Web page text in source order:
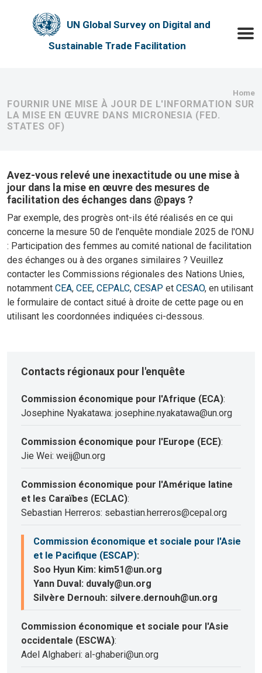
UN Global Survey on Digital and
Sustainable Trade Facilitation
Home
FOURNIR UNE MISE À JOUR DE L'INFORMATION SUR
LA MISE EN ŒUVRE DANS MICRONESIA (FED.
STATES OF)
Avez-vous relevé une inexactitude ou une mise à
jour dans la mise en œuvre des mesures de
facilitation des échanges dans @pays ?
Par exemple, des progrès ont-ils été réalisés en ce qui
concerne la mesure 50 de l'enquête mondiale 2025 de l'ONU
: Participation des femmes au comité national de facilitation
des échanges ou à des organes similaires ? Veuillez
contacter les Commissions régionales des Nations Unies,
notamment CEA, CEE, CEPALC, CESAP et CESAO, en utilisant
le formulaire de contact situé à droite de cette page ou en
utilisant les coordonnées indiquées ci-dessous.
Contacts régionaux pour l'enquête
Commission économique pour l'Afrique (ECA):
Josephine Nyakatawa: josephine.nyakatawa@un.org
Commission économique pour l'Europe (ECE):
Jie Wei: weij@un.org
Commission économique pour l'Amérique latine
et les Caraïbes (ECLAC):
Sebastian Herreros: sebastian.herreros@cepal.org
Commission économique et sociale pour l'Asie
et le Pacifique (ESCAP):
Soo Hyun Kim: kim51@un.org
Yann Duval: duvaly@un.org
Silvère Dernouh: silvere.dernouh@un.org
Commission économique et sociale pour l'Asie
occidentale (ESCWA):
Adel Alghaberi: al-ghaberi@un.org